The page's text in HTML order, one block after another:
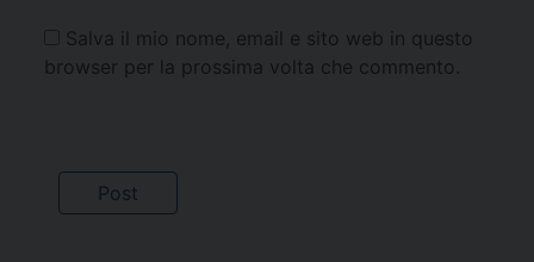
Salva il mio nome, email e sito web in questo
browser per la prossima volta che commento.